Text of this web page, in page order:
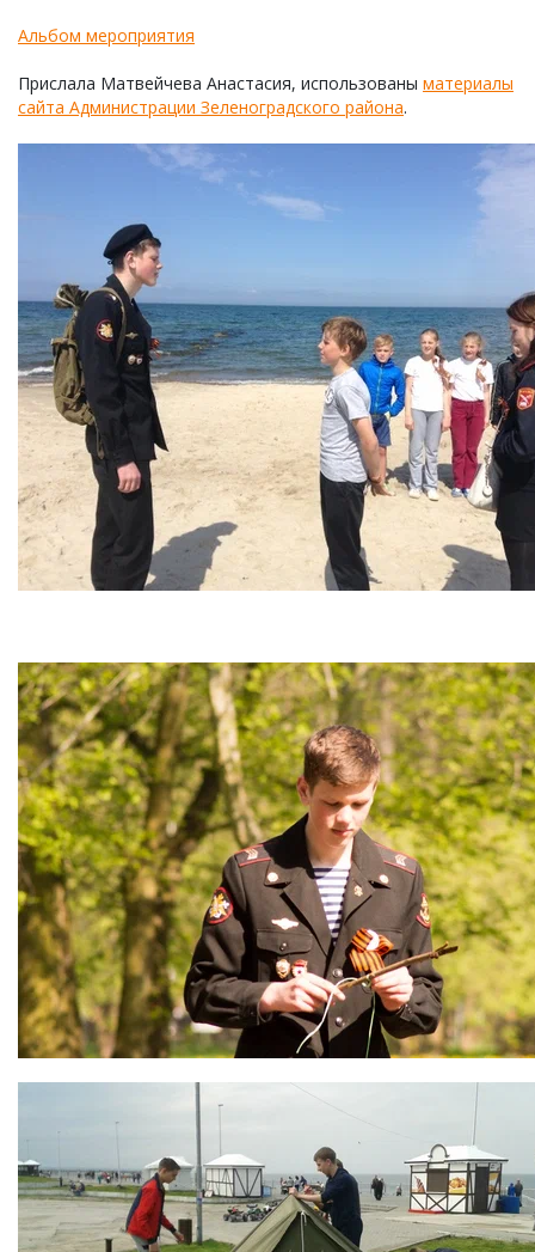
Альбом мероприятия
Прислала Матвейчева Анастасия, использованы материалы
сайта Администрации Зеленоградского района.